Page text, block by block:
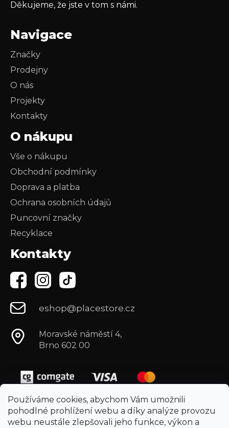
Používáme cookies, abychom Vám umožnili
pohodlné prohlížení webu a díky analýze provozu
webu neustále zlepšovali jeho funkce, výkon a
Děkujeme, že jste v tom s námi.
Navigace
Značky
Prodejny
O nás
Projekty
Kontakty
O nákupu
Vše o nákupu
Obchodní podmínky
Doprava a platba
Ochrana osobních údajů
Puncovní značky
Recyklace
Kontakty
eshop@placestore.cz
Moravské náměstí 4,
Brno 602 00